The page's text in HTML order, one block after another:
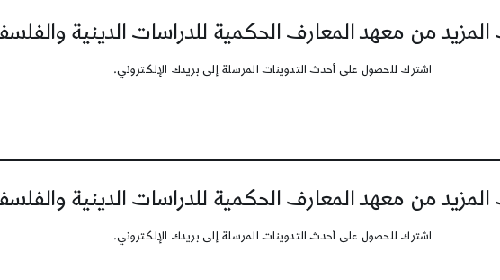
من معهد المعارف الحكمية للدراسات الدينية
اشترك للحصول على أحدث التدوينات المرسلة إلى بريدك الإلكتروني.
من معهد المعارف الحكمية للدراسات الدينية
اشترك للحصول على أحدث التدوينات المرسلة إلى بريدك الإلكتروني.